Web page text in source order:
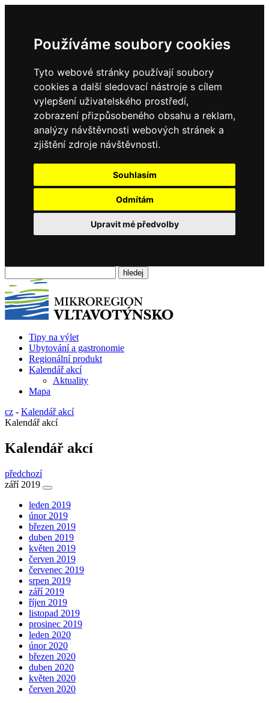
Používáme soubory cookies
Tyto webové stránky používají soubory
cookies a další sledovací nástroje s cílem
vylepšení uživatelského prostředí,
zobrazení přizpůsobeného obsahu a reklam,
analýzy návštěvnosti webových stránek a
zjištění zdroje návštěvnosti.
Souhlasím
Odmítám
Upravit mé předvolby
Tipy na výlet
Ubytování a gastronomie
Regionální produkt
Kalendář akcí
Aktuality
Mapa
cz - Kalendář akcí
Kalendář akcí
Kalendář akcí
předchozí
září 2019
leden 2019
únor 2019
březen 2019
duben 2019
květen 2019
červen 2019
červenec 2019
srpen 2019
září 2019
říjen 2019
listopad 2019
prosinec 2019
leden 2020
únor 2020
březen 2020
duben 2020
květen 2020
červen 2020